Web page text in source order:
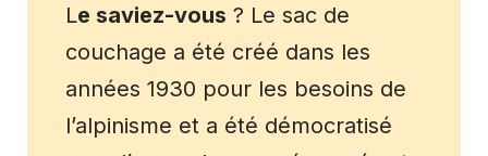
Le saviez-vous ? Le sac de
couchage a été créé dans les
années 1930 pour les besoins de
l’alpinisme et a été démocratisé